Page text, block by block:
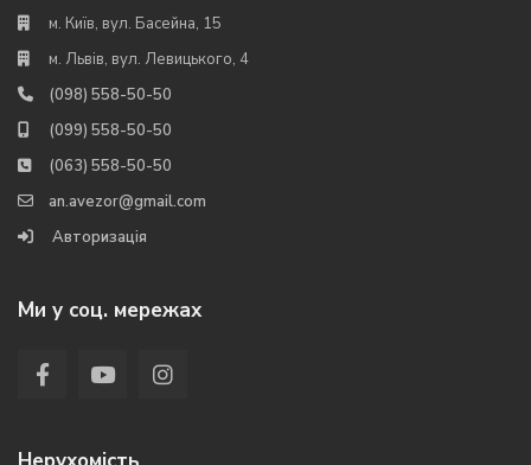
м. Київ, вул. Басейна, 15
м. Львів, вул. Левицького, 4
(098) 558-50-50
(099) 558-50-50
(063) 558-50-50
an.avezor@gmail.com
Авторизація
Ми у соц. мережах